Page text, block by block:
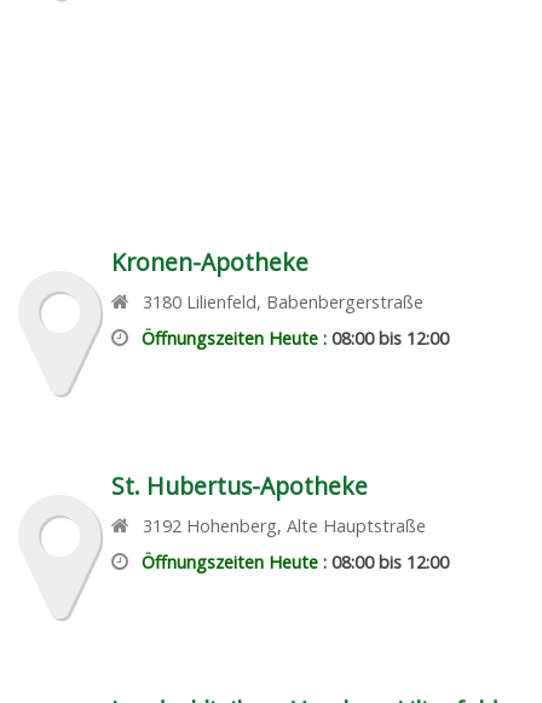
Kronen-Apotheke
3180 Lilienfeld, Babenbergerstraße
Öffnungszeiten Heute :08:00 bis 12:00
St. Hubertus-Apotheke
3192 Hohenberg,Alte Hauptstraße
Öffnungszeiten Heute :08:00 bis 12:00